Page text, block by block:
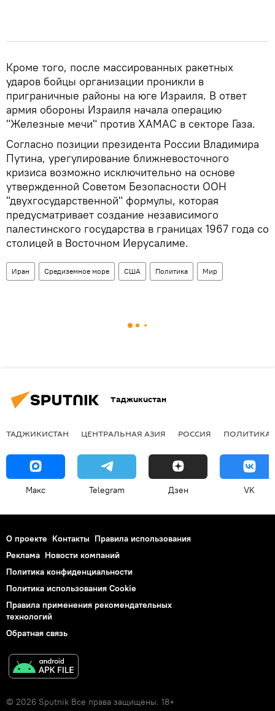
Кроме того, после массированных ракетных
ударов бойцы организации проникли в
приграничные районы на юге Израиля. В ответ
армия обороны Израиля начала операцию
"Железные мечи" против ХАМАС в секторе Газа.
Согласно позиции президента России Владимира
Путина, урегулирование ближневосточного
кризиса возможно исключительно на основе
утвержденной Советом Безопасности ООН
"двухгосударственной" формулы, которая
предусматривает создание независимого
палестинского государства в границах 1967 года со
столицей в Восточном Иерусалиме.
Иран Средиземное море США Политика Мир
Таджикистан
ТАДЖИКИСТАН ЦЕНТРАЛЬНАЯ АЗИЯ РОССИЯ ПОЛИТИКА
Макс Telegram Дзен VK
О проекте Контакты Правила использования
Реклама Новости компаний
Политика конфиденциальности
Политика использования Cookie
Правила применения рекомендательных
технологий
Обратная связь
© 2026 Sputnik Все права защищены. 18+